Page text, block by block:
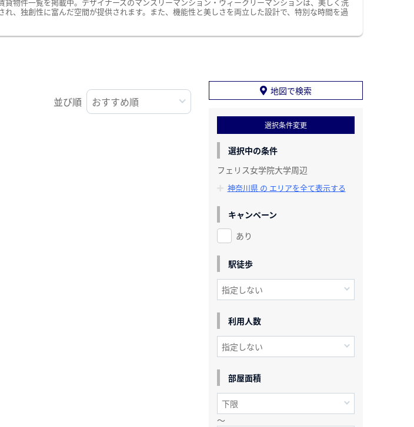
、独創性に富んだ空間が提供されます。また、機能性と美しさを両立した設計で、特別な時間を過
並び順
地図で検索
選択条件変更
選択中の条件
フェリス女学院大学周辺
神奈川県 の エリアを全て表示する
キャンペーン
あり
駅徒歩
利用人数
部屋面積
～